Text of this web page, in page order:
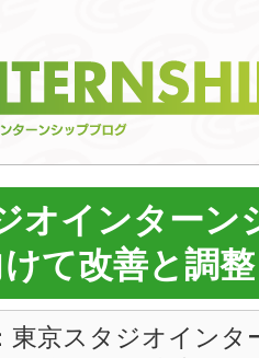
オインターン
て改善と調整
東京スタジオインタ